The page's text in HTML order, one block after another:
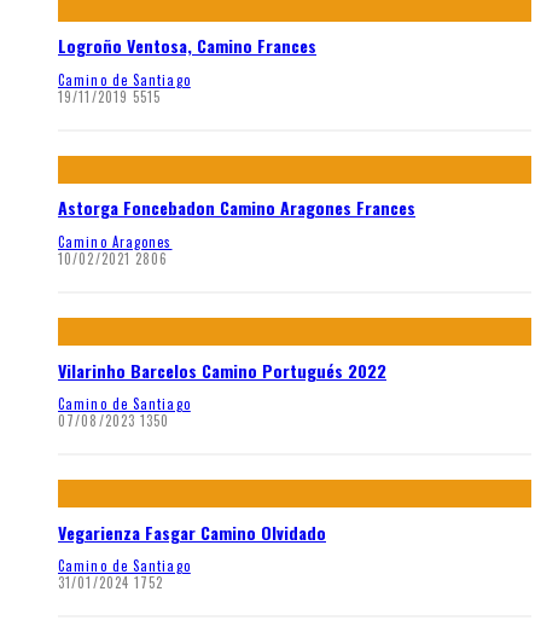
Logroño Ventosa, Camino Frances
Camino de Santiago
19/11/2019 5515
Astorga Foncebadon Camino Aragones Frances
Camino Aragones
10/02/2021 2806
Vilarinho Barcelos Camino Portugués 2022
Camino de Santiago
07/08/2023 1350
Vegarienza Fasgar Camino Olvidado
Camino de Santiago
31/01/2024 1752